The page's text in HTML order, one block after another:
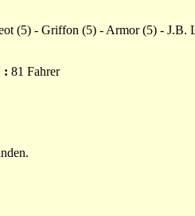
(5) - Griffon (5) - Armor (5) -
: 81 Fahrer